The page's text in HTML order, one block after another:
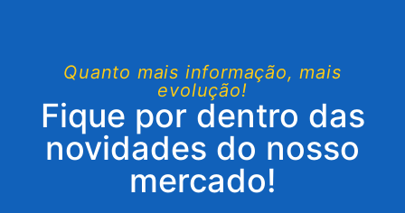
Quanto mais informação, mais
evolução!
Fique por dentro das
novidades do nosso
mercado!